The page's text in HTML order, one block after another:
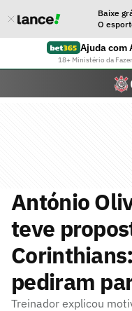
Baixe
O
Ajuda com
18+ Ministério da
António
teve
pediram
Treinador explicou